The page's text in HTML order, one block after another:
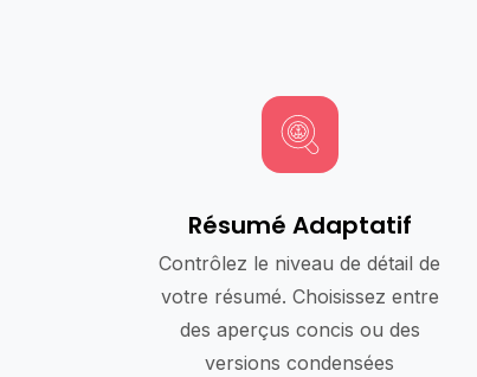
Résumé Adaptatif
Contrôlez le niveau de détail de
votre résumé. Choisissez entre
des aperçus concis ou des
versions condensées